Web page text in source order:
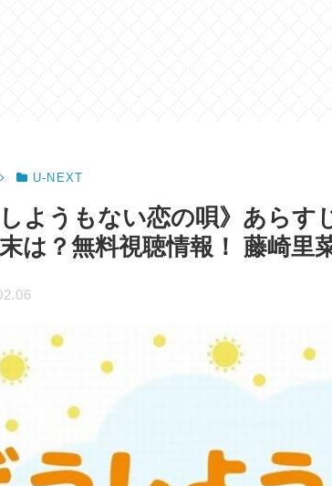
U-NEXT
しようもない恋の唄》あらす
は？無料視聴情報！ 藤崎里